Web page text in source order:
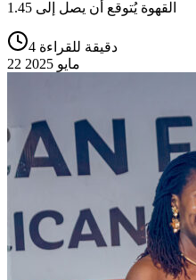
القهوة يُتوقع أن يصل إلى 1.45
4 دقيقة للقراءة
22 مايو 2025